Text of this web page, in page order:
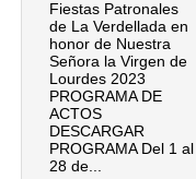
Fiestas Patronales
de La Verdellada en
honor de Nuestra
Señora la Virgen de
Lourdes 2023
PROGRAMA DE
ACTOS
DESCARGAR
PROGRAMA Del 1 al
28 de...